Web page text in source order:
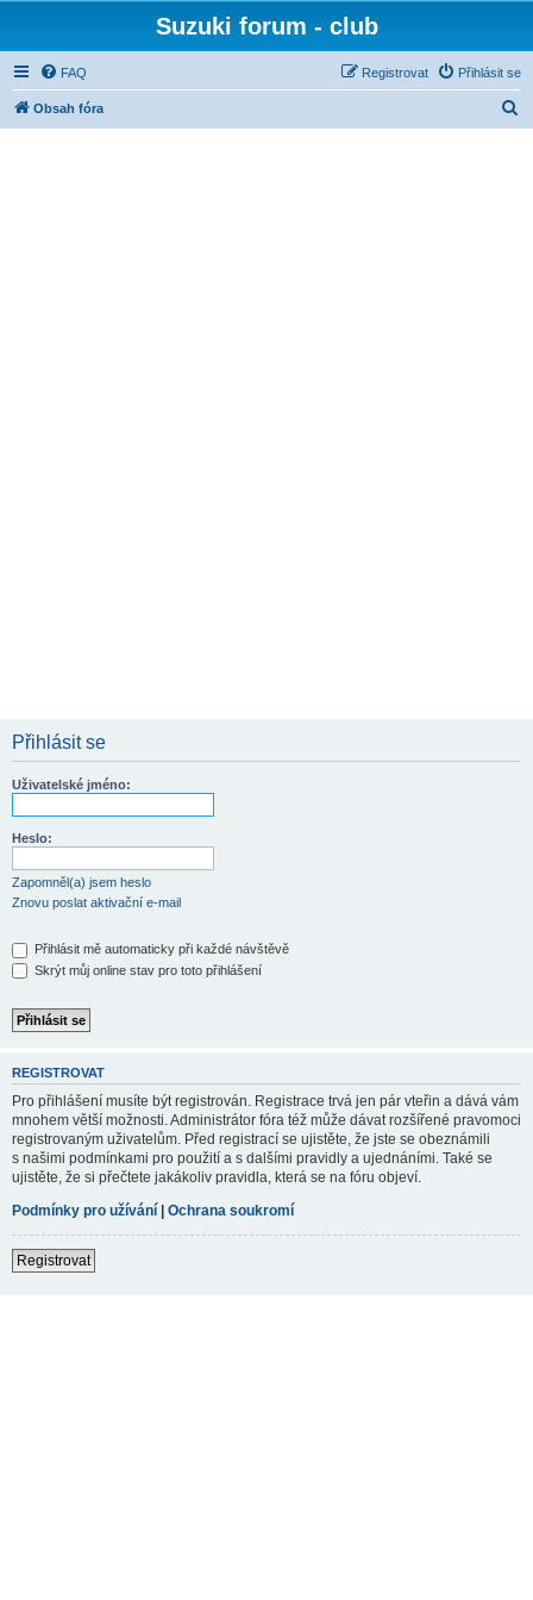
Suzuki forum - club
FAQ Přihlásit se
Registrovat
Obsah fóra
Přihlásit se
Uživatelské jméno:
Heslo:
Zapomněl(a) jsem heslo
Znovu poslat aktivační e-mail
Přihlásit mě automaticky při každé návštěvě
Skrýt můj online stav pro toto přihlášení
REGISTROVAT
Pro přihlášení musíte být registrován. Registrace trvá jen pár vteřin a dává vám
mnohem větší možnosti. Administrátor fóra též může dávat rozšířené pravomoci
registrovaným uživatelům. Před registrací se ujistěte, že jste se obeznámili
s našimi podmínkami pro použití a s dalšími pravidly a ujednáními. Také se
ujistěte, že si přečtete jakákoliv pravidla, která se na fóru objeví.
Podmínky pro užívání | Ochrana soukromí
Registrovat